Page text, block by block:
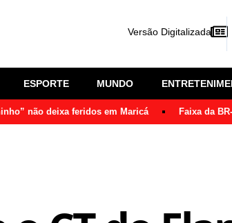
Versão Digitalizada
ESPORTE MUNDO
não deixa feridos em Maricá Faixa da